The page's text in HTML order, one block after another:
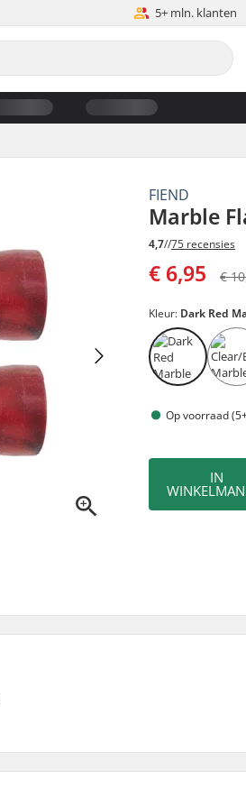
5+ mln. klanten
FIEND
Marble
4,7//75 recensies
€ 6,95 €
Kleur: Dark Red
Op voorraad
IN